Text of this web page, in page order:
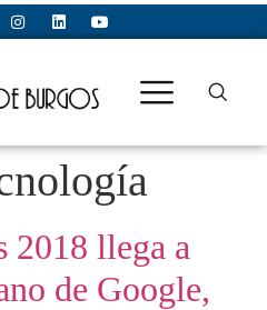
2018 llega a
de Google,